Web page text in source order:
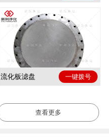
流化板滤盘 一键拨号
查看更多